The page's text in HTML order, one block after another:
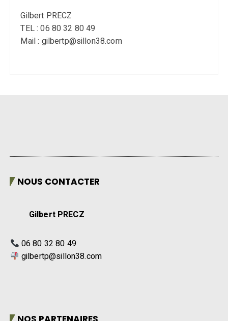
Gilbert PRECZ
TEL : 06 80 32 80 49
Mail : gilbertp@sillon38.com
NOUS CONTACTER
Gilbert PRECZ
06 80 32 80 49
gilbertp@sillon38.com